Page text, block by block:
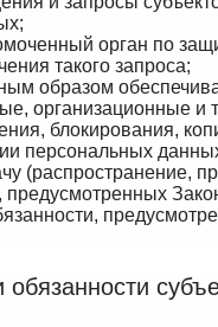
орган по
такого запроса;
образом
организационные и
блокирования,
персональных
(распространение,
предусмотренных